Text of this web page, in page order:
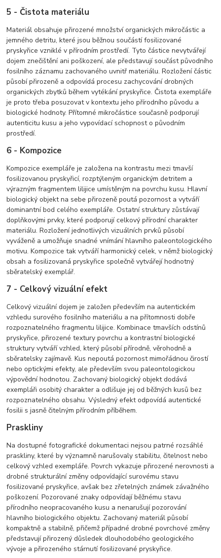
5 - Čistota materiálu
Materiál obsahuje přirozené množství organických mikročástic a
jemného detritu, které jsou běžnou součástí fosilizované
pryskyřice vzniklé v přírodním prostředí. Tyto částice nevytvářejí
dojem znečištění ani poškození, ale představují součást původního
fosilního záznamu zachovaného uvnitř materiálu. Rozložení částic
působí přirozeně a odpovídá procesu zachycování drobných
organických zbytků během vytékání pryskyřice. Čistota exempláře
je proto třeba posuzovat v kontextu jeho přírodního původu a
biologické hodnoty. Přítomné mikročástice současně podporují
autenticitu kusu a jeho vypovídací schopnost o původním
prostředí.
6 - Kompozice
Kompozice exempláře je založena na kontrastu mezi tmavší
fosilizovanou pryskyřicí, rozptýleným organickým detritem a
výrazným fragmentem lilijice umístěným na povrchu kusu. Hlavní
biologický objekt na sebe přirozeně poutá pozornost a vytváří
dominantní bod celého exempláře. Ostatní struktury zůstávají
doplňkovými prvky, které podporují celkový přírodní charakter
materiálu. Rozložení jednotlivých vizuálních prvků působí
vyváženě a umožňuje snadné vnímání hlavního paleontologického
motivu. Kompozice tak vytváří harmonický celek, v němž biologický
obsah a fosilizovaná pryskyřice společně vytvářejí hodnotný
sběratelský exemplář.
7 - Celkový vizuální efekt
Celkový vizuální dojem je založen především na autentickém
vzhledu surového fosilního materiálu a na přítomnosti dobře
rozpoznatelného fragmentu lilijice. Kombinace tmavších odstínů
pryskyřice, přirozené textury povrchu a kontrastní biologické
struktury vytváří vzhled, který působí přírodně, věrohodně a
sběratelsky zajímavě. Kus nepoutá pozornost mimořádnou čirostí
nebo optickými efekty, ale především svou paleontologickou
výpovědní hodnotou. Zachovaný biologický objekt dodává
exempláři osobitý charakter a odlišuje jej od běžných kusů bez
rozpoznatelného obsahu. Výsledný efekt odpovídá autentické
fosilii s jasně čitelným přírodním příběhem.
Praskliny
Na dostupné fotografické dokumentaci nejsou patrné rozsáhlé
praskliny, které by významně narušovaly stabilitu, čitelnost nebo
celkový vzhled exempláře. Povrch vykazuje přirozené nerovnosti a
drobné strukturální změny odpovídající surovému stavu
fosilizované pryskyřice, avšak bez zřetelných známek závažného
poškození. Pozorované znaky odpovídají běžnému stavu
přírodního neopracovaného kusu a nenarušují pozorování
hlavního biologického objektu. Zachovaný materiál působí
kompaktně a stabilně, přičemž případné drobné povrchové změny
představují přirozený důsledek dlouhodobého geologického
vývoje a přirozeného stárnutí fosilizované pryskyřice.